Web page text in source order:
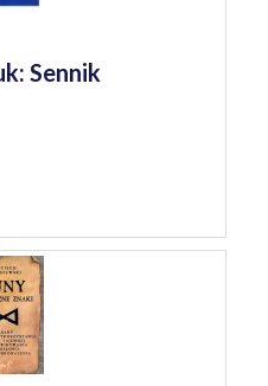
Sennik